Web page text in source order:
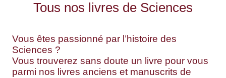
Tous nos livres de Sciences
Vous êtes passionné par l’histoire des
Sciences ?
Vous trouverez sans doute un livre pour vous
parmi nos livres anciens et manuscrits de